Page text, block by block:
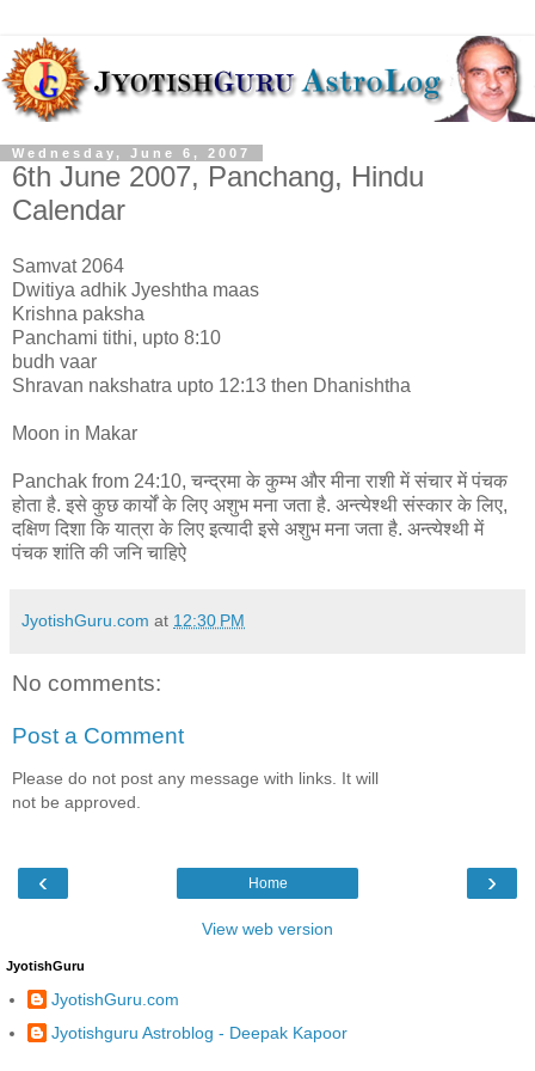
Wednesday, June 6, 2007
6th June 2007, Panchang, Hindu
Calendar
Samvat 2064
Dwitiya adhik Jyeshtha maas
Krishna paksha
Panchami tithi, upto 8:10
budh vaar
Shravan nakshatra upto 12:13 then Dhanishtha
Moon in Makar
Panchak from 24:10, चन्द्रमा के कुम्भ और मीना राशी में संचार में पंचक
होता है. इसे कुछ कार्यों के लिए अशुभ मना जता है. अन्त्येश्थी संस्कार के लिए,
दक्षिण दिशा कि यात्रा के लिए इत्यादी इसे अशुभ मना जता है. अन्त्येश्थी में
पंचक शांति की जनि चाहिऐ
JyotishGuru.com at 12:30 PM
No comments:
Post a Comment
Please do not post any message with links. It will
not be approved.
‹ ›
Home
View web version
JyotishGuru
JyotishGuru.com
Jyotishguru Astroblog - Deepak Kapoor